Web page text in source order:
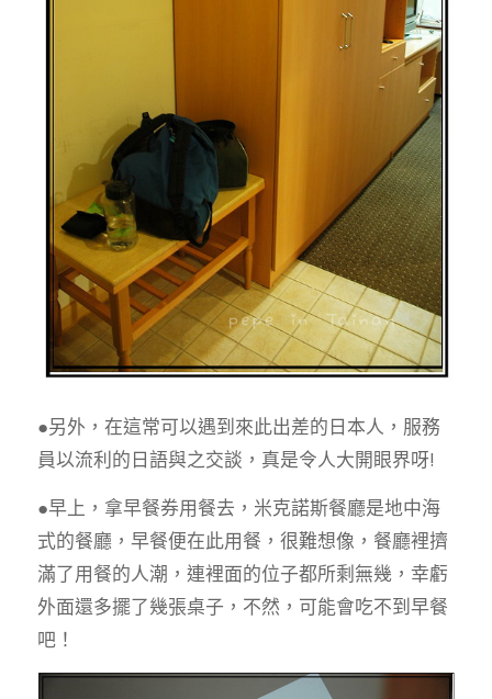
●另外，在這常可以遇到來此出差的日本人，服務
員以流利的日語與之交談，真是令人大開眼界呀!
●早上，拿早餐券用餐去，米克諾斯餐廳是地中海
式的餐廳，早餐便在此用餐，很難想像，餐廳裡擠
滿了用餐的人潮，連裡面的位子都所剩無幾，幸虧
外面還多擺了幾張桌子，不然，可能會吃不到早餐
吧！